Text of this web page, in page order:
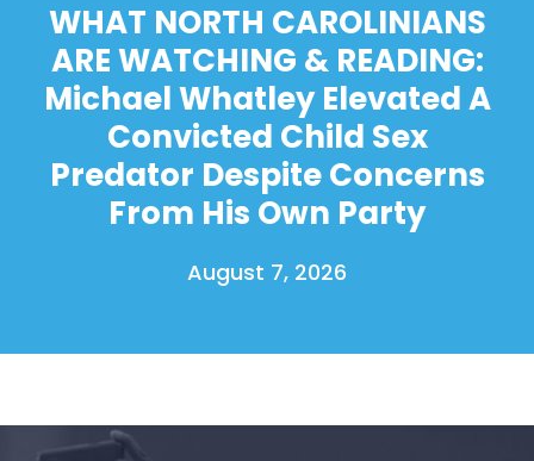
Shop
WHAT NORTH CAROLINIANS
ARE WATCHING & READING:
Michael Whatley Elevated A
Convicted Child Sex
Predator Despite Concerns
From His Own Party
August 7, 2026